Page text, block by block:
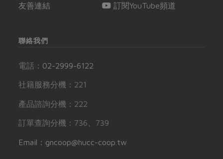
友善連結
訂閱YouTube頻道
聯絡我們
電話： 02-2999-6122
社籍服務分機：221
產品諮詢分機：222
訂單查詢分機：736、739
Email：gncoop@hucc-coop.tw